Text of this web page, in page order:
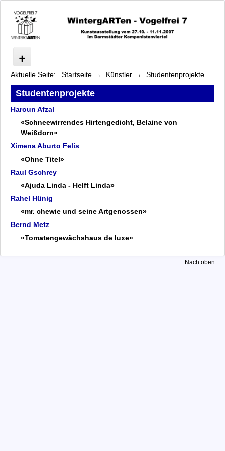
Vogelfrei
Programm
Symposium
Künstler
Baeumler bis Gruner
Studentenprojekte
Haroun Afzal
Ximena Aburto Felis
Raul Gschrey
Rahel Hünig
Bernd Metz
Archiv
Aktuelle Seite: Startseite Künstler Studentenprojekte
Studentenprojekte
Haroun Afzal
«Schneewirrendes Hirtengedicht, Belaine von
Weißdorn»
Ximena Aburto Felis
«Ohne Titel»
Raul Gschrey
«Ajuda Linda - Helft Linda»
Rahel Hünig
«mr. chewie und seine Artgenossen»
Bernd Metz
«Tomatengewächshaus de luxe»
Nach oben